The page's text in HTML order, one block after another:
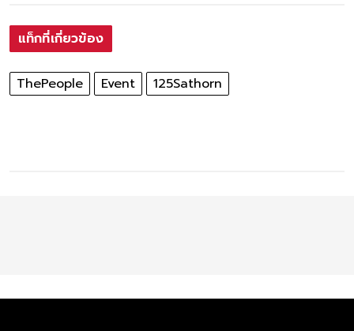
แท็กที่เกี่ยวข้อง
ThePeople Event 125Sathorn